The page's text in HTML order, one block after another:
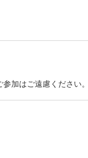
加はご遠慮ください。